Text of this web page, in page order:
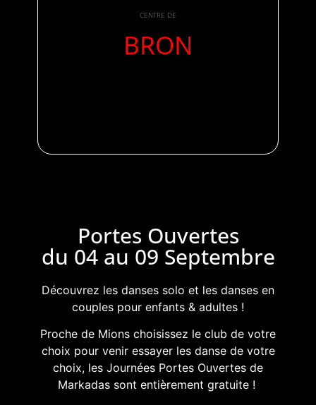
CENTRE DE
BRON
Portes Ouvertes
du 04 au 09 Septembre
Découvrez les danses solo et les danses en
couples pour enfants & adultes !
Proche de Mions choisissez le club de votre
choix pour venir essayer les danse de votre
choix, les Journées Portes Ouvertes de
Markadas sont entièrement gratuite !